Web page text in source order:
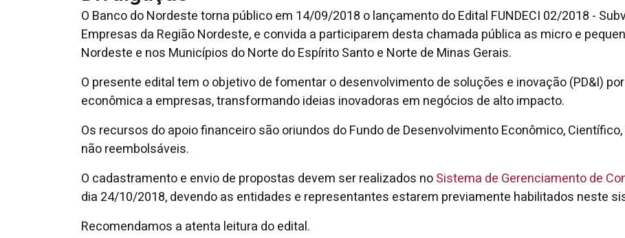
O Banco do Nordeste torna público em 14/09/2018 o lançamento do Edital FUNDECI 02/2018 -
Empresas da Região Nordeste, e convida a participarem desta chamada pública as micro e
Nordeste e nos Municípios do Norte do Espírito Santo e Norte de Minas Gerais.
O presente edital tem o objetivo de fomentar o desenvolvimento de soluções e inovação (PD&I)
econômica a empresas, transformando ideias inovadoras em negócios de alto impacto.
Os recursos do apoio financeiro são oriundos do Fundo de Desenvolvimento Econômico,
não reembolsáveis.
O cadastramento e envio de propostas devem ser realizados noSistema de Gerenciamento de
dia 24/10/2018, devendo as entidades e representantes estarem previamente habilitados neste
Recomendamos a atenta leitura do edital.